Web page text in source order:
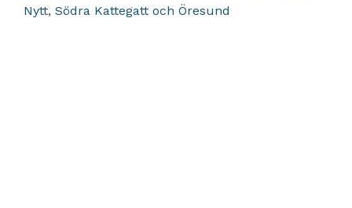
Nytt, Södra Kattegatt och Öresund